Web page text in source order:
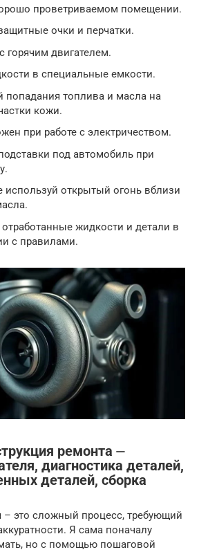
проветриваемом помещении.
очки и перчатки.
горячим двигателем.
в специальные емкости.
попадания топлива и масла на
кожи.
при работе с электричеством.
под автомобиль при
используй открытый огонь вблизи
жидкости и детали в
с правилами.
ремонта ⏤
диагностика деталей,
деталей, сборка
– это сложный процесс, требующий
Я сама поначалу
но с помощью пошаговой